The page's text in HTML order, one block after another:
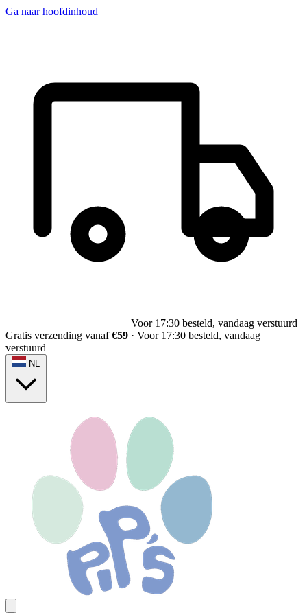
Ga naar hoofdinhoud
Voor 17:30 besteld, vandaag verstuurd
Gratis verzending vanaf€59 · Voor 17:30 besteld, vandaag
verstuurd
NL